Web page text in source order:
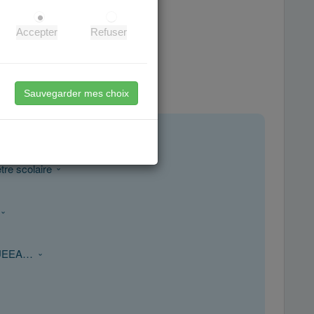
à Grenoble.
scolaire
Accepter Refuser
Sauvegarder mes choix